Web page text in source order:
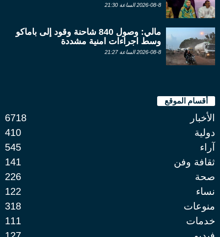
2026-08-8 الساعة 21:30
مالي: وصول 840 شاحنة وقود إلى باماكو
وسط اجراءات امنية مشددة
2026-08-8 الساعة 21:27
أقسام الموقع
الأخبار
6718
دولية
410
آراء
545
ثقافة وفن
141
صحة
226
نساء
122
منوعات
318
خدمات
111